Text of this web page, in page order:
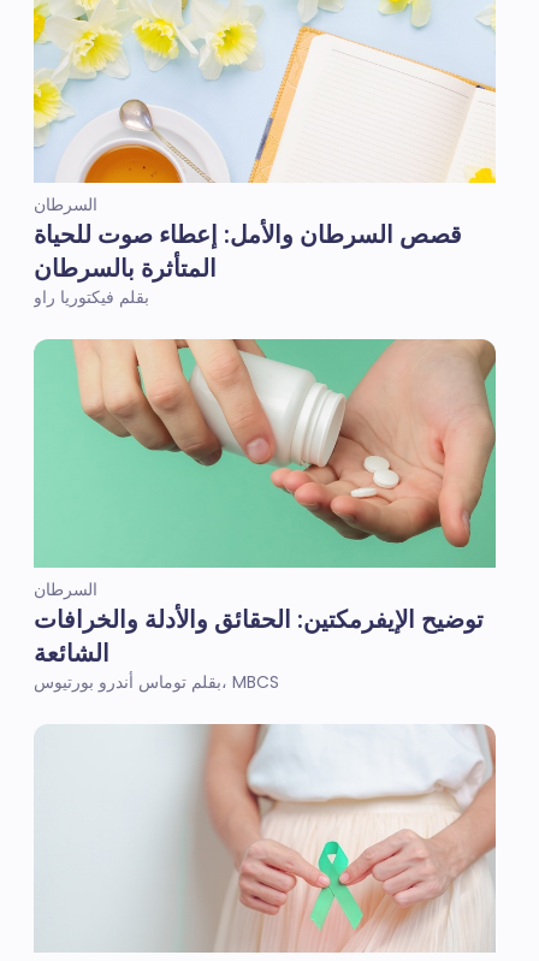
السرطان
قصص السرطان والأمل: إعطاء صوت للحياة
المتأثرة بالسرطان
بقلم فيكتوريا راو
السرطان
توضيح الإيفرمكتين: الحقائق والأدلة والخرافات
الشائعة
بقلم توماس أندرو بورتيوس، MBCS